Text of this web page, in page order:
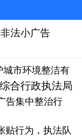
法小广告
城市环境整洁有
合行政执法局
告集中整治行
贴行为，执法队